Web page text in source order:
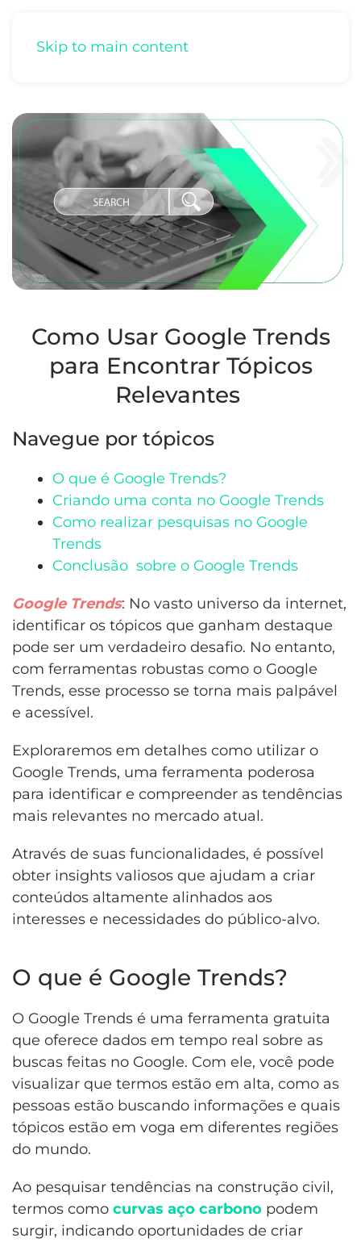
Skip to main content
Como Usar Google Trends
para Encontrar Tópicos
Relevantes
Navegue por tópicos
O que é Google Trends?
Criando uma conta no Google Trends
Como realizar pesquisas no Google
Trends
Conclusão sobre o Google Trends
Google Trends: No vasto universo da internet,
identificar os tópicos que ganham destaque
pode ser um verdadeiro desafio. No entanto,
com ferramentas robustas como o Google
Trends, esse processo se torna mais palpável
e acessível.
Exploraremos em detalhes como utilizar o
Google Trends, uma ferramenta poderosa
para identificar e compreender as tendências
mais relevantes no mercado atual.
Através de suas funcionalidades, é possível
obter insights valiosos que ajudam a criar
conteúdos altamente alinhados aos
interesses e necessidades do público-alvo.
O que é Google Trends?
O Google Trends é uma ferramenta gratuita
que oferece dados em tempo real sobre as
buscas feitas no Google. Com ele, você pode
visualizar que termos estão em alta, como as
pessoas estão buscando informações e quais
tópicos estão em voga em diferentes regiões
do mundo.
Ao pesquisar tendências na construção civil,
termos como curvas aço carbono podem
surgir, indicando oportunidades de criar